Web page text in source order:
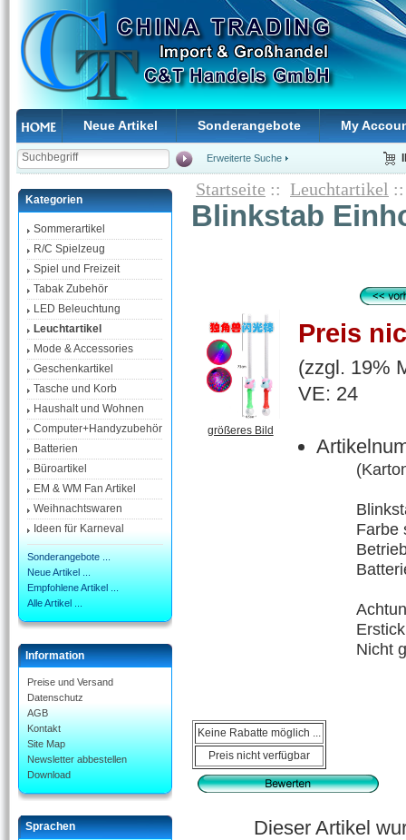
Neue Artikel Sonderangebote My
Erweiterte Suche
Kategorien
Sommerartikel
R/C Spielzeug
Spiel und Freizeit
Tabak Zubehör
LED Beleuchtung
Leuchtartikel
Mode & Accessories
Geschenkartikel
Tasche und Korb
Haushalt und Wohnen
Computer+Handyzubehör
Batterien
Büroartikel
EM & WM Fan Artikel
Weihnachtswaren
Ideen für Karneval
Sonderangebote ...
Neue Artikel ...
Empfohlene Artikel ...
Alle Artikel ...
Information
Preise und Versand
Datenschutz
AGB
Kontakt
Site Map
Newsletter abbestellen
Download
Sprachen
Startseite :: Leuchtartikel
Blinkstab
größeres Bild
Preis
(zzgl. 19%
VE: 24
Farbe
Nicht
Keine Rabatte möglich ...
Preis nicht verfügbar
Dieser Artikel